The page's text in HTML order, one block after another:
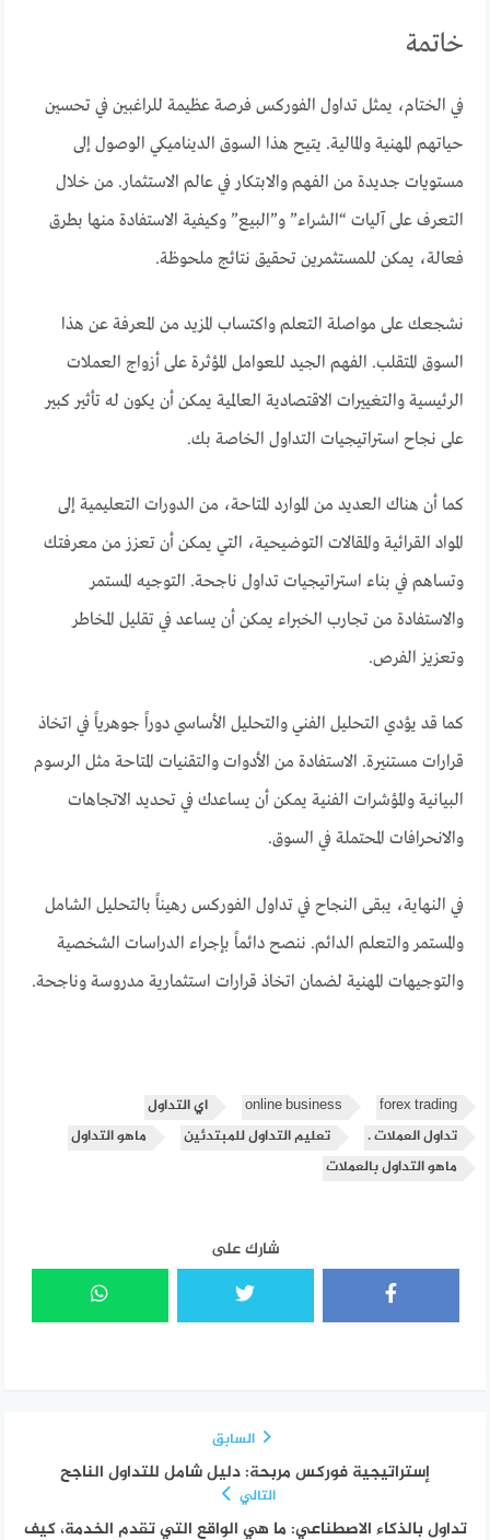
خاتمة
في الختام، يمثل تداول الفوركس فرصة عظيمة للراغبين في تحسين
حياتهم المهنية والمالية. يتيح هذا السوق الديناميكي الوصول إلى
مستويات جديدة من الفهم والابتكار في عالم الاستثمار. من خلال
التعرف على آليات “الشراء” و”البيع” وكيفية الاستفادة منها بطرق
فعالة، يمكن للمستثمرين تحقيق نتائج ملحوظة.
نشجعك على مواصلة التعلم واكتساب المزيد من المعرفة عن هذا
السوق المتقلب. الفهم الجيد للعوامل المؤثرة على أزواج العملات
الرئيسية والتغييرات الاقتصادية العالمية يمكن أن يكون له تأثير كبير
على نجاح استراتيجيات التداول الخاصة بك.
كما أن هناك العديد من الموارد المتاحة، من الدورات التعليمية إلى
المواد القرائية والمقالات التوضيحية، التي يمكن أن تعزز من معرفتك
وتساهم في بناء استراتيجيات تداول ناجحة. التوجيه المستمر
والاستفادة من تجارب الخبراء يمكن أن يساعد في تقليل المخاطر
وتعزيز الفرص.
كما قد يؤدي التحليل الفني والتحليل الأساسي دوراً جوهرياً في اتخاذ
قرارات مستنيرة. الاستفادة من الأدوات والتقنيات المتاحة مثل الرسوم
البيانية والمؤشرات الفنية يمكن أن يساعدك في تحديد الاتجاهات
والانحرافات المحتملة في السوق.
في النهاية، يبقى النجاح في تداول الفوركس رهيناً بالتحليل الشامل
والمستمر والتعلم الدائم. ننصح دائماً بإجراء الدراسات الشخصية
والتوجيهات المهنية لضمان اتخاذ قرارات استثمارية مدروسة وناجحة.
forex trading
online business
اي التداول
تداول العملات .
تعليم التداول للمبتدئين
ماهو التداول
ماهو التداول بالعملات
شارك على
السابق
إستراتيجية فوركس مربحة: دليل شامل للتداول الناجح
التالي
تداول بالذكاء الاصطناعي: ما هي الواقع التي تقدم الخدمة، كيف